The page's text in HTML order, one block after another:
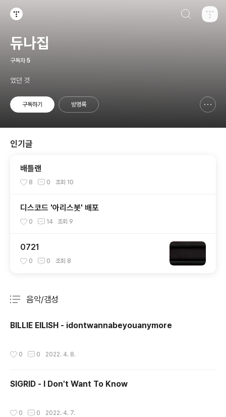
듀나집
구독자 5
였던 것
구독하기 방명록
인기글
배틀랜
8 0 조회 10
디스코드 '아리스봇' 배포
0 14 조회 9
0721
0 0 조회 8
음악/갬성
BILLIE EILISH - idontwannabeyouanymore
0 0 2022. 4. 8.
SIGRID - I Don't Want To Know
0 0 2022. 4. 7.